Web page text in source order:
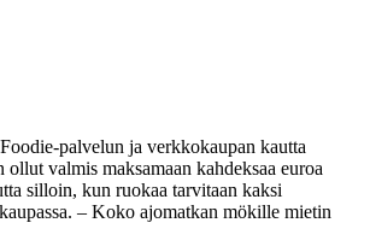
palvelun ja verkkokaupan kautta
valmis maksamaan kahdeksaa euroa
silloin, kun ruokaa tarvitaan kaksi
– Koko ajomatkan mökille mietin